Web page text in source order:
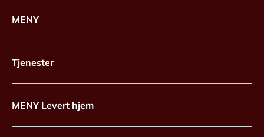
MENY
Tjenester
MENY Levert hjem